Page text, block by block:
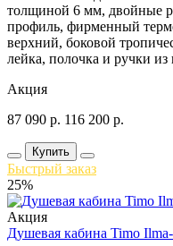
толщиной 6 мм, двойные
профиль, фирменный
верхний, боковой
лейка, полочка и ручки из
Акция
87 090 р. 116 200 р.
Купить
Быстрый заказ
25%
Акция
Душевая кабина Timo Ilma-